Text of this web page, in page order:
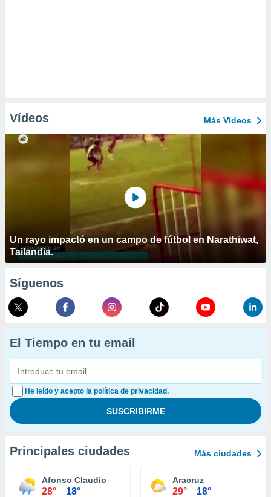
Vídeos Más Vídeos
Un rayo impactó en un campo de fútbol en Narathiwat,
Tailandia.
Síguenos
El Tiempo en tu email
He leído y acepto la política de privacidad.
Principales ciudades Más ciudades
Afonso Claudio
28° 18°
Aracruz
29° 18°